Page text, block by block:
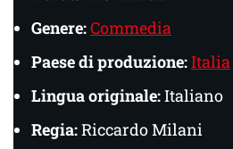
Genere:Commedia
Paese di produzione:Italia
Lingua originale:Italiano
Regia:Riccardo Milani